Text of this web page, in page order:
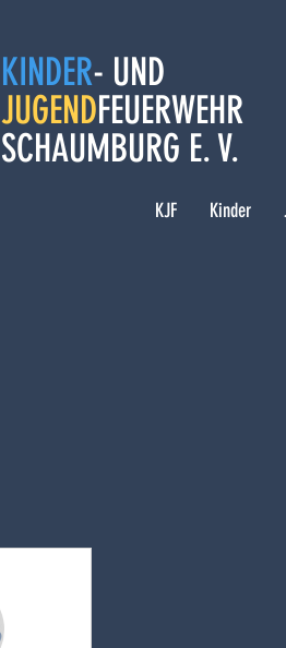
KINDER- UND
JUGENDFEUERWEHR
SCHAUMBURG E. V.
KJF Kinder